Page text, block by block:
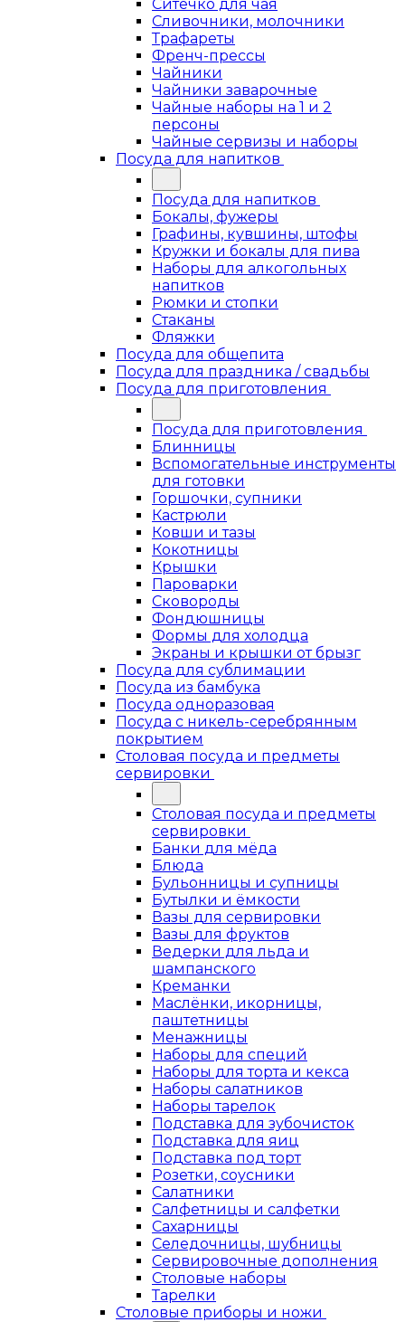
Ситечко для чая
Сливочники, молочники
Трафареты
Френч-прессы
Чайники
Чайники заварочные
Чайные наборы на 1 и 2
персоны
Чайные сервизы и наборы
Посуда для напитков
Посуда для напитков
Бокалы, фужеры
Графины, кувшины, штофы
Кружки и бокалы для пива
Наборы для алкогольных
напитков
Рюмки и стопки
Стаканы
Фляжки
Посуда для общепита
Посуда для праздника / свадьбы
Посуда для приготовления
Посуда для приготовления
Блинницы
Вспомогательные инструменты
для готовки
Горшочки, супники
Кастрюли
Ковши и тазы
Кокотницы
Крышки
Пароварки
Сковороды
Фондюшницы
Формы для холодца
Экраны и крышки от брызг
Посуда для сублимации
Посуда из бамбука
Посуда одноразовая
Посуда с никель-серебрянным
покрытием
Столовая посуда и предметы
сервировки
Столовая посуда и предметы
сервировки
Банки для мёда
Блюда
Бульонницы и супницы
Бутылки и ёмкости
Вазы для сервировки
Вазы для фруктов
Ведерки для льда и
шампанского
Креманки
Маслёнки, икорницы,
паштетницы
Менажницы
Наборы для специй
Наборы для торта и кекса
Наборы салатников
Наборы тарелок
Подставка для зубочисток
Подставка для яиц
Подставка под торт
Розетки, соусники
Салатники
Салфетницы и салфетки
Сахарницы
Селедочницы, шубницы
Сервировочные дополнения
Столовые наборы
Тарелки
Столовые приборы и ножи